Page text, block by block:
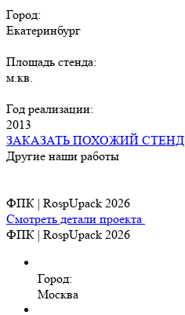
Город:
Екатеринбург
Площадь стенда:
м.кв.
Год реализации:
2013
ЗАКАЗАТЬ ПОХОЖИЙ СТЕНД
Другие наши работы
ФПК | RospUpack 2026
Смотреть детали проекта
ФПК | RospUpack 2026
Город:
Москва